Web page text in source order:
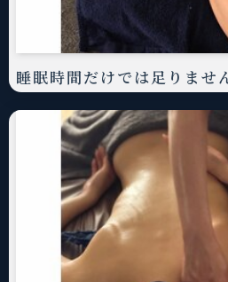
睡眠時間だけでは足りませ